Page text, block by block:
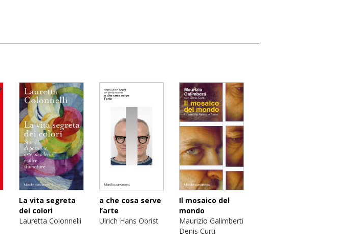
La vita segreta
dei colori
Lauretta Colonnelli
a che cosa serve
l’arte
Ulrich Hans Obrist
Il mosaico del
mondo
Maurizio Galimberti
Denis Curti